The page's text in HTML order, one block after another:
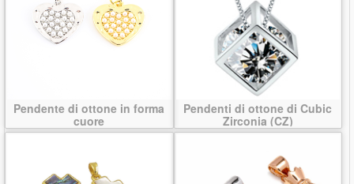
Pendente di ottone in forma
cuore
Pendenti di ottone di Cubic
Zirconia (CZ)